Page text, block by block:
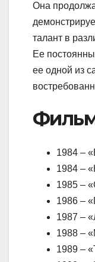
Она
талант в
Ее
ее одной из
1984 –
1984 –
1985 –
1986 –
1987 –
1988 –
1989 –